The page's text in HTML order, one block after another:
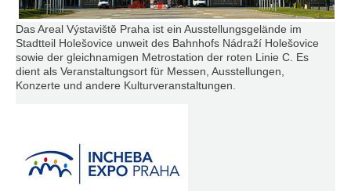
Das Areal Výstaviště Praha ist ein Ausstellungsgelände im
Stadtteil Holešovice unweit des Bahnhofs Nádraží Holešovice
sowie der gleichnamigen Metrostation der roten Linie C. Es
dient als Veranstaltungsort für Messen, Ausstellungen,
Konzerte und andere Kulturveranstaltungen.